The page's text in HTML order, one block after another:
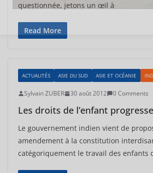
questionnée, jetons un œil à
Read More
ACTUALITÉS ASIE DU SUD ASIE ET OCÉANIE
Sylvain ZUBER 30 août 2012 0 Comments
Les droits de l’enfant
Le gouvernement indien vient de
amendement à la constitution
catégoriquement le travail des enfants